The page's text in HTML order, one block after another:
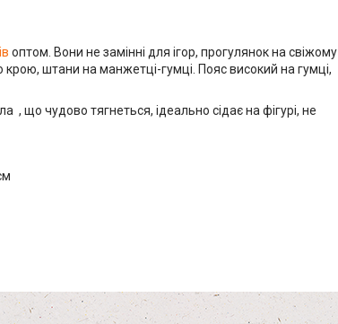
оптом. Вони не замінні для ігор, прогулянок на свіжому
штани на манжетці-гумці. Пояс високий на гумці,
, що чудово тягнеться, ідеально сідає на фігурі, не